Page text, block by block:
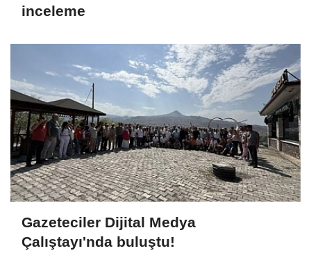
inceleme
Gazeteciler Dijital Medya
Çalıştayı'nda buluştu!